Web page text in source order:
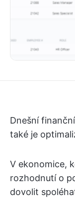
Dnešní
také je
V ekonomice,
rozhodnutí o
dovolit